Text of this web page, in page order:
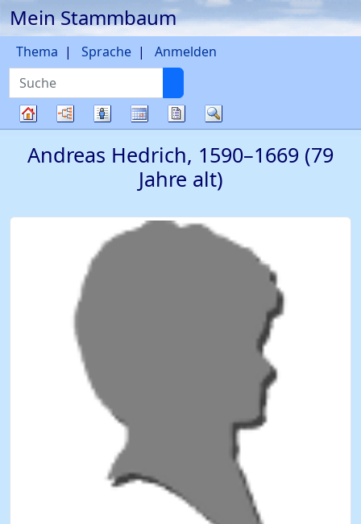
Weiter zu Hauptseite
Mein Stammbaum
Suche
Thema Sprache Anmelden
Diagramme
Listen KalenderBerichte
Andreas Hedrich, 1590–1669 (79
Jahre alt)